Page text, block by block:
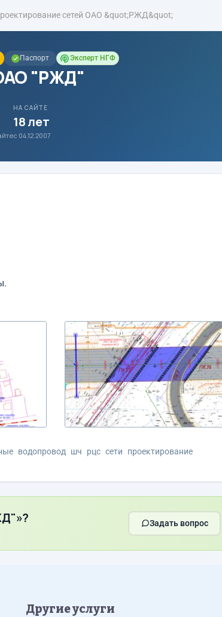
сетей ОАО &quot;РЖД&quot;
Паспорт Эксперт НГФ
"РЖД"
НА САЙТЕ
18 лет
с 04.12.2007
водопровод шч рцс сети проектирование
Задать вопрос
Другие услуги